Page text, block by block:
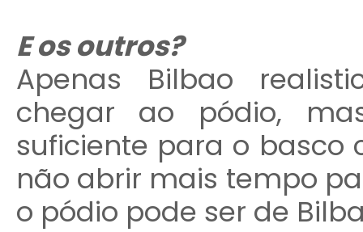
E os outros?
Apenas Bilbao
chegar ao pódio,
suficiente para o basco
não abrir mais tempo
o pódio pode ser de